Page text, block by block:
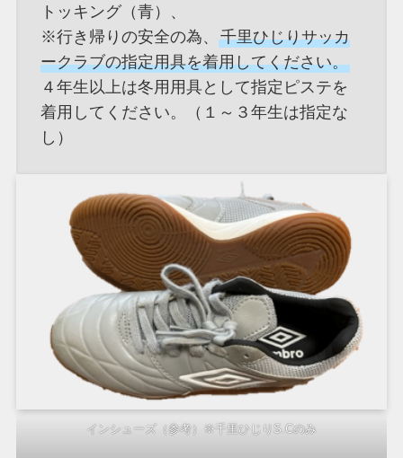
トッキング（青）、
※行き帰りの安全の為、 千里ひじりサッカ
ークラブの指定用具を着用してください。
４年生以上は冬用用具として指定ピステを
着用してください。（１～３年生は指定な
し）
インシューズ（参考）※千里ひじりS.Cのみ